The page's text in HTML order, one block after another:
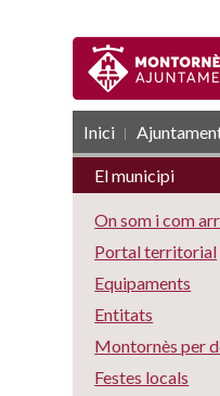
Inici
El municipi
On som i com
Portal territorial
Equipaments
Entitats
Montornès per
Festes locals